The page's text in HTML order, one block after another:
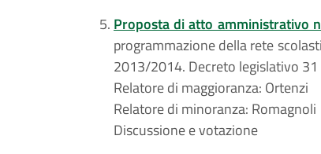
Proposta di atto amministrativo
programmazione della rete
2013/2014. Decreto legislativo
Relatore di maggioranza: Ortenzi
Relatore di minoranza: Romagnoli
Discussione e votazione